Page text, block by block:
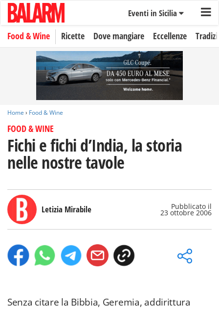
Eventi in Sicilia
Food & Wine Ricette Dove mangiare Eccellenze
Home › Food & Wine
FOOD & WINE
Fichi e fichi d’India, la storia
nelle nostre tavole
Letizia Mirabile Pubblicato il
23 ottobre 2006
Senza citare la Bibbia, Geremia, addirittura